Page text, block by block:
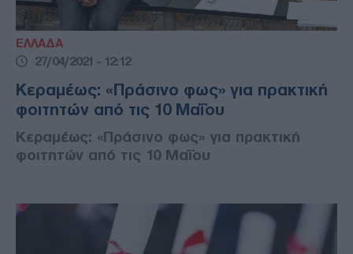
ΕΛΛΑΔΑ
27/04/2021 - 12:12
Κεραμέως: «Πράσινο φως» για πρακτική
φοιτητών από τις 10 Μαΐου
Κεραμέως: «Πράσινο φως» για πρακτική
φοιτητών από τις 10 Μαΐου